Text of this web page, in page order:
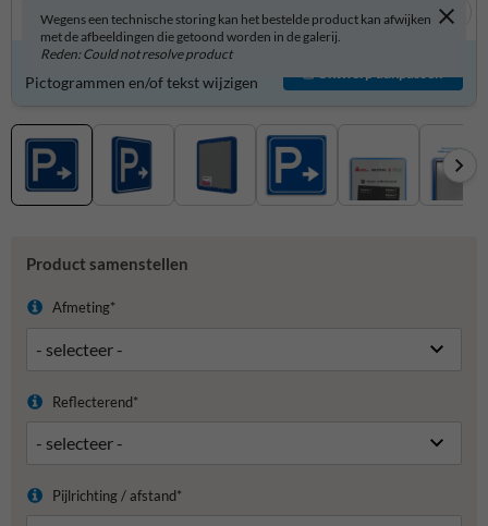
Wegens een technische storing kan het bestelde product kan afwijken
met de afbeeldingen die getoond worden in de galerij.
Reden: Could not resolve product
Bekijk in 3D
Verkeersbord zelf aanpassen?
Pictogrammen en/of tekst wijzigen
Ontwerp aanpassen
Product samenstellen
Afmeting*
Reflecterend*
Pijlrichting / afstand*